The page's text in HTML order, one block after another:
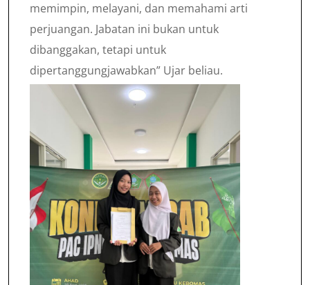
memimpin, melayani, dan memahami arti
perjuangan. Jabatan ini bukan untuk
dibanggakan, tetapi untuk
dipertanggungjawabkan” Ujar beliau.